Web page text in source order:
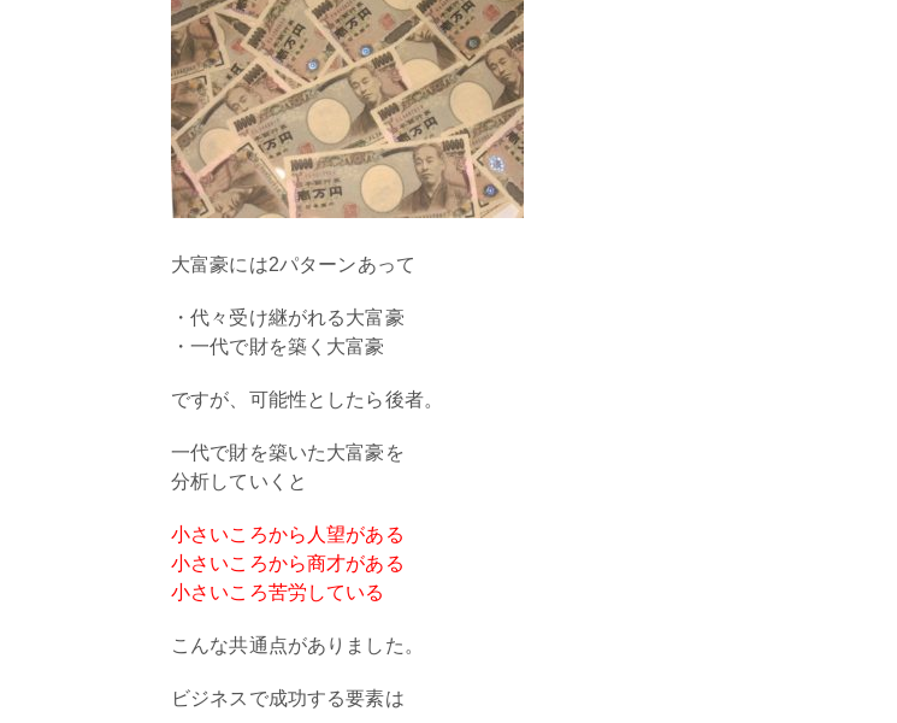
大富豪には2パターンあって
・代々受け継がれる大富豪
・一代で財を築く大富豪
ですが、可能性としたら後者。
一代で財を築いた大富豪を
分析していくと
小さいころから人望がある
小さいころから商才がある
小さいころ苦労している
こんな共通点がありました。
ビジネスで成功する要素は